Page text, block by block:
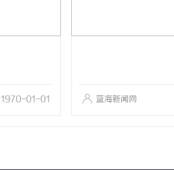
1970-01-01 蓝海新闻网